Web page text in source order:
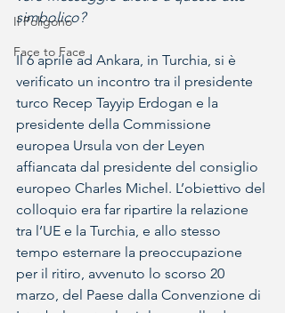
Il Poligono
Face to Face
simbolico?
Il 6 aprile ad Ankara, in Turchia, si è
verificato un incontro tra il presidente
turco Recep Tayyip Erdogan e la
presidente della Commissione
europea Ursula von der Leyen
affiancata dal presidente del consiglio
europeo Charles Michel. L’obiettivo del
colloquio era far ripartire la relazione
tra l’UE e la Turchia, e allo stesso
tempo esternare la preoccupazione
per il ritiro, avvenuto lo scorso 20
marzo, del Paese dalla Convenzione di